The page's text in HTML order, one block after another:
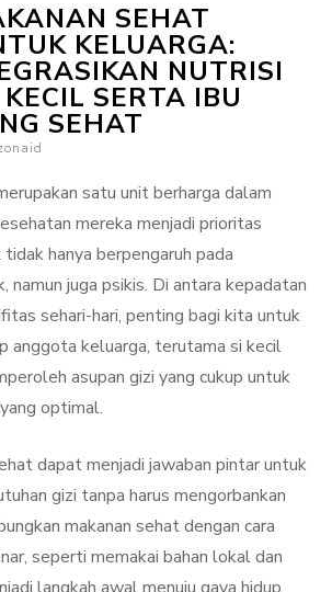
SEHAT
KELUARGA:
NUTRISI
SERTA IBU
SEHAT
satu unit berharga dalam
mereka menjadi prioritas
hanya berpengaruh pada
namun juga psikis. Di antara kepadatan
sehari-hari, penting bagi kita untuk
anggota keluarga, terutama si kecil
asupan gizi yang cukup untuk
optimal.
dapat menjadi jawaban pintar untuk
gizi tanpa harus mengorbankan
makanan sehat dengan cara
seperti memakai bahan lokal dan